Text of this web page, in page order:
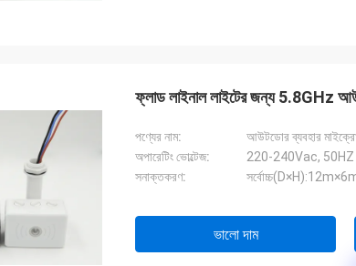
ফ্লাড লাইনাল লাইটের জন্য 5.8GHz
পণ্যের নাম:
আউটডোর ব্যবহার
অপারেটিং ভোল্টেজ:
220-240Vac, 50HZ
সনাক্তকরণ:
ভালো দাম